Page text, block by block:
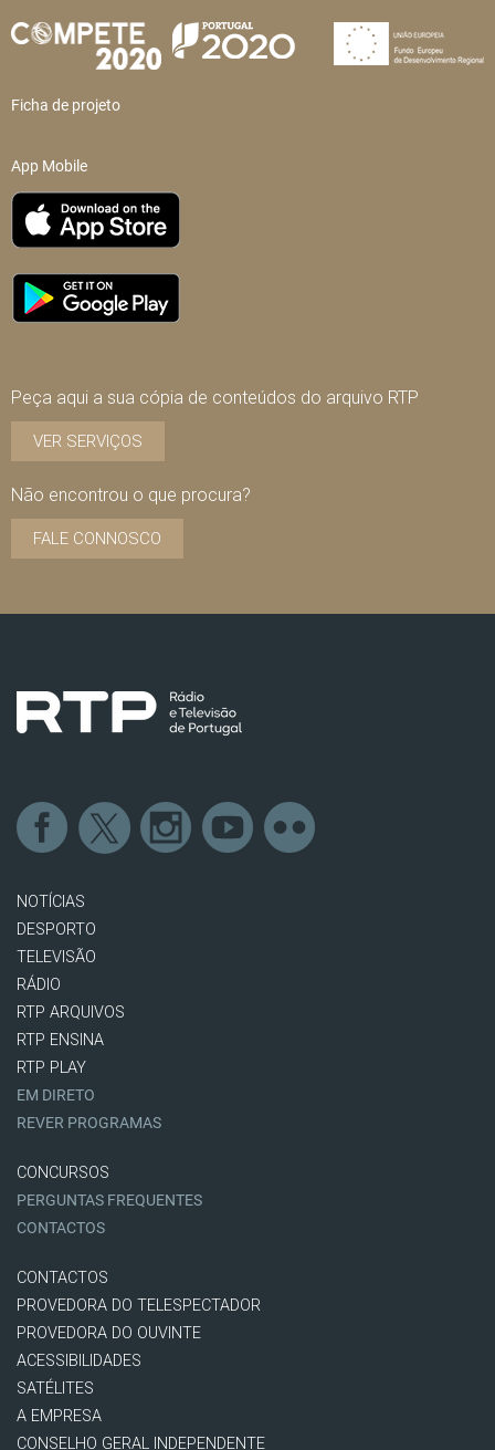
Ficha de projeto
App Mobile
Peça aqui a sua cópia de conteúdos do arquivo RTP
VER SERVIÇOS
Não encontrou o que procura?
FALE CONNOSCO
NOTÍCIAS
DESPORTO
TELEVISÃO
RÁDIO
RTP ARQUIVOS
RTP ENSINA
RTP PLAY
EM DIRETO
REVER PROGRAMAS
CONCURSOS
PERGUNTAS FREQUENTES
CONTACTOS
CONTACTOS
PROVEDORA DO TELESPECTADOR
PROVEDORA DO OUVINTE
ACESSIBILIDADES
SATÉLITES
A EMPRESA
CONSELHO GERAL INDEPENDENTE